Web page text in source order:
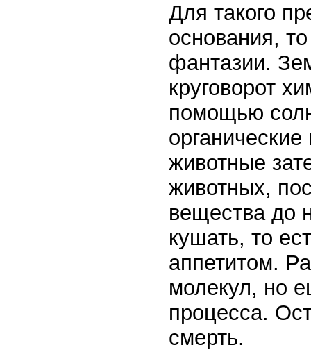
Для такого
основания,
фантазии.
круговорот
помощью
животные
животных,
вещества до
кушать, то
аппетитом.
молекул, но
процесса.
смерть.